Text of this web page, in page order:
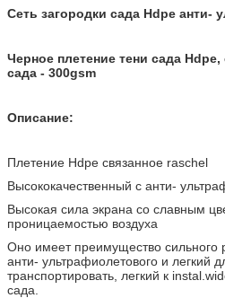
Сеть загородки сада Hdpe анти-
Черное плетение тени сада Hdpe,
сада - 300gsm
Описание:
Плетение Hdpe связанное raschel
Высококачественный с анти-
Высокая сила экрана со славным
проницаемостью воздуха
Оно имеет преимущество сильного
анти- ультрафиолетового и легкий
транспортировать, легкий к
сада.